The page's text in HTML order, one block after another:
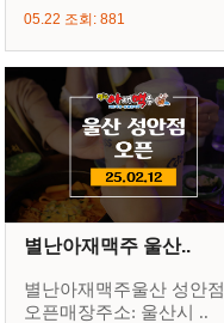
05.22 조회: 881
별난아재맥주 울산..
별난아재맥주울산 성안점
오픈매장주소: 울산시 ..